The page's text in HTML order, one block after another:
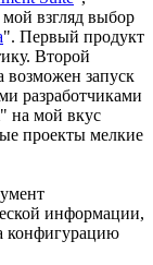
взгляд выбор
". Первый продукт
Второй
возможен запуск
разработчиками
на мой вкус
проекты мелкие
информации,
конфигурацию